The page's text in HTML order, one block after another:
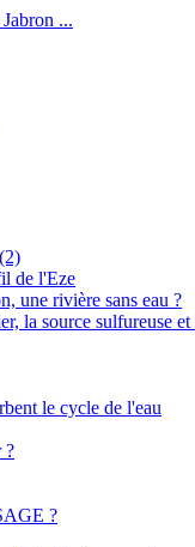
...
de l'Eze
une rivière sans eau ?
la source sulfureuse
le cycle de l'eau
?
?